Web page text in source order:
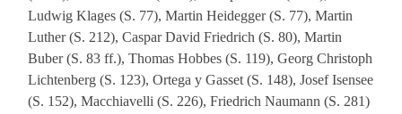
Ludwig Klages (S. 77), Martin Heidegger (S. 77), Martin
Luther (S. 212), Caspar David Friedrich (S. 80), Martin
Buber (S. 83 ff.), Thomas Hobbes (S. 119), Georg Christoph
Lichtenberg (S. 123), Ortega y Gasset (S. 148), Josef Isensee
(S. 152), Macchiavelli (S. 226), Friedrich Naumann (S. 281)